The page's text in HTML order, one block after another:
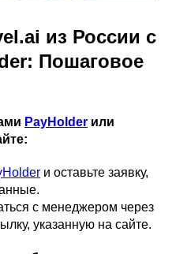
из России с
Пошаговое
PayHolder или
и оставьте заявку,
с менеджером через
указанную на сайте.